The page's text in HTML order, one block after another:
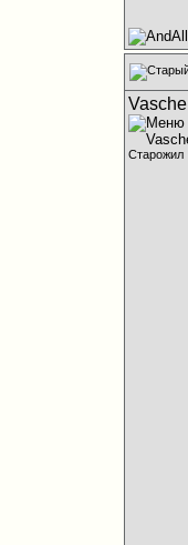
Vasche
Старожил